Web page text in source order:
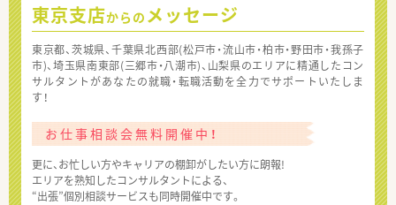
東京支店からの メッセージ
東京都、茨城県、千葉県北西部(松戸市・流山市・柏市・野田市・我孫子
市)、埼玉県南東部(三郷市・八潮市)、山梨県のエリアに精通したコン
サルタントがあなたの就職・転職活動を全力でサポートいたしま
す！
お仕事相談会無料開催中！
更に、お忙しい方やキャリアの棚卸がしたい方に朗報!
エリアを熟知したコンサルタントによる、
“出張”個別相談サービスも同時開催中です。